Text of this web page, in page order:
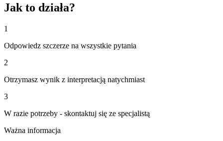
Jak to działa?
1
Odpowiedz szczerze na wszystkie pytania
2
Otrzymasz wynik z interpretacją natychmiast
3
W razie potrzeby - skontaktuj się ze specjalistą
Ważna informacja